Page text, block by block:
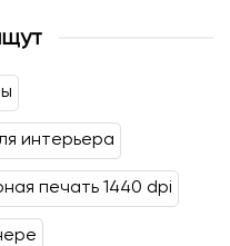
интерьера
печать 1440 dpi